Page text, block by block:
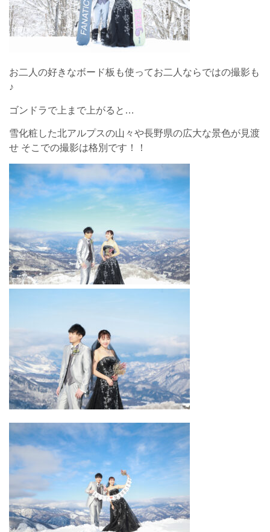
お二人の好きなボード板も使ってお二人ならではの撮影も
♪
ゴンドラで上まで上がると…
雪化粧した北アルプスの山々や長野県の広大な景色が見渡
せ そこでの撮影は格別です！！